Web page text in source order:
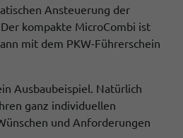
Ansteuerung der
kompakte MicroCombi ist
mit dem PKW-Führerschein
Ausbaubeispiel. Natürlich
ganz individuellen
und Anforderungen